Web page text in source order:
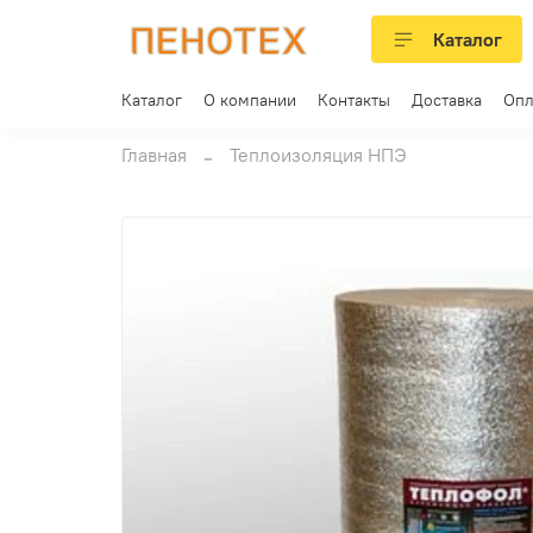
Каталог
Каталог О компании Контакты Доставка
Главная Теплоизоляция НПЭ